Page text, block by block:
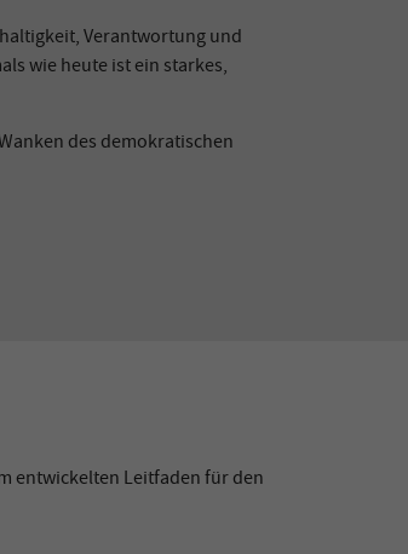
Verantwortung und
wie heute ist ein starkes,
des demokratischen
entwickelten Leitfaden für den